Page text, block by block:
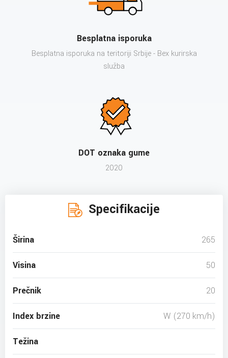
Besplatna isporuka
Besplatna isporuka na teritoriji Srbije - Bex kurirska
služba
DOT oznaka gume
2020
Specifikacije
Širina 265
Visina 50
Prečnik 20
Index brzine W (270 km/h)
Težina